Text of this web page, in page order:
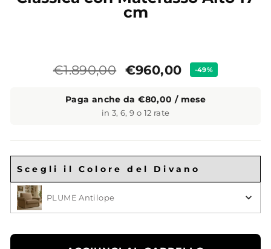
cm
Prezzo
€1.890,00 Prezzo
€960,00 -49%
Paga anche da €80,00 / mese
in 3, 6, 9 o 12 rate
Scegli il Colore del Divano
Scegli il Colore
PLUME Antilope